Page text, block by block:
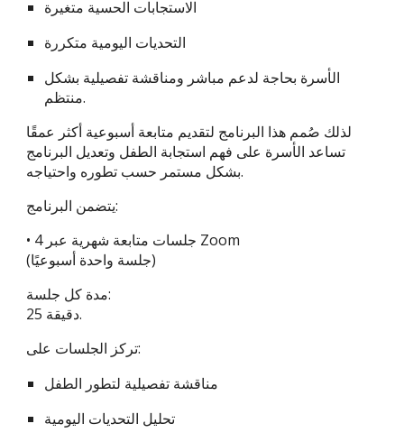
الاستجابات الحسية متغيرة
التحديات اليومية متكررة
الأسرة بحاجة لدعم مباشر ومناقشة تفصيلية بشكل
منتظم.
لذلك صُمم هذا البرنامج لتقديم متابعة أسبوعية أكثر عمقًا
تساعد الأسرة على فهم استجابة الطفل وتعديل البرنامج
بشكل مستمر حسب تطوره واحتياجه.
يتضمن البرنامج:
• 4 جلسات متابعة شهرية عبر Zoom
(جلسة واحدة أسبوعيًا)
مدة كل جلسة:
25 دقيقة.
تركز الجلسات على:
مناقشة تفصيلية لتطور الطفل
تحليل التحديات اليومية